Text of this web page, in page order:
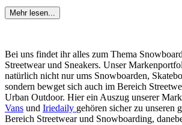
Mehr lesen...
Bei uns findet ihr alles zum Thema
Streetwear und Sneakers. Unser
natürlich nicht nur ums Snowboarden,
sondern bewget sich auch im Bereich
Urban Outdoor. Hier ein Auszug unserer
Vans und Iriedaily gehören sicher zu unseren
Bereich Streetwear und Snowboarding,